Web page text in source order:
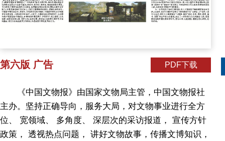
第六版 广告 PDF下载
《中国文物报》由国家文物局主管，中国文物报社
主办。坚持正确导向，服务大局，对文物事业进行全方
位、 宽领域、 多角度、 深层次的采访报道， 宣传方针
政策， 透视热点问题， 讲好文物故事，传播文博知识，